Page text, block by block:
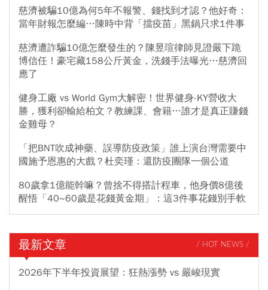
慈濟被騙10億為何5年不報警、錢找到才認？他好奇：
當年財報怎麼編…陳時中背「擋疫苗」黑鍋只求1件事
慈濟遭詐騙10億怎麼發生的？陳昱瑄律師見證嚴下跪
博信任！豪宅藏158公斤黃金，洗錢手法曝光…慈濟回
應了
健身工廠 vs World Gym大解密！世界健身-KY營收大
勝，獲利卻輸給柏文？教練課、會籍…誰才是真正賺錢
金雞母？
「把BNT吹成神藥、誤導防疫政策」誰上演台灣需要中
國施予恩惠的大戲？杜奕瑾：還防疫團隊一個公道
80歲拿1億能幹嘛？曾捨不得搭計程車，他身價8億後
醒悟「40~60歲是花錢黃金期」：這3件事花錢別手軟
最新文章 / HOT NEWS /
2026年下半年投資展望：狂熱漲勢 vs 嚴峻現實